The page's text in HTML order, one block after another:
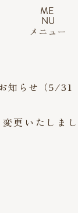
ME
NU
メニュー
知らせ（5/31
更いたしまし